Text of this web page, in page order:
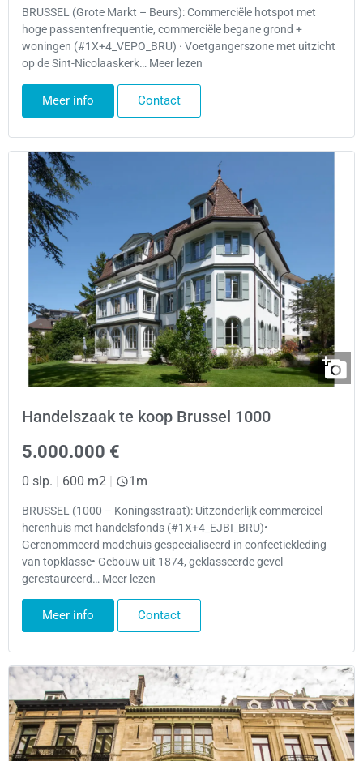
BRUSSEL (Grote Markt – Beurs): Commerciële hotspot met
hoge passentenfrequentie, commerciële begane grond +
woningen (#1X+4_VEPO_BRU) · Voetgangerszone met uitzicht
op de Sint-Nicolaaskerk… Meer lezen
Meer info Contact
Handelszaak te koop Brussel 1000
5.000.000 €
0 slp. | 600 m2 | 1m
BRUSSEL (1000 – Koningsstraat): Uitzonderlijk commercieel
herenhuis met handelsfonds (#1X+4_EJBI_BRU)•
Gerenommeerd modehuis gespecialiseerd in confectiekleding
van topklasse• Gebouw uit 1874, geklasseerde gevel
gerestaureerd… Meer lezen
Meer info Contact